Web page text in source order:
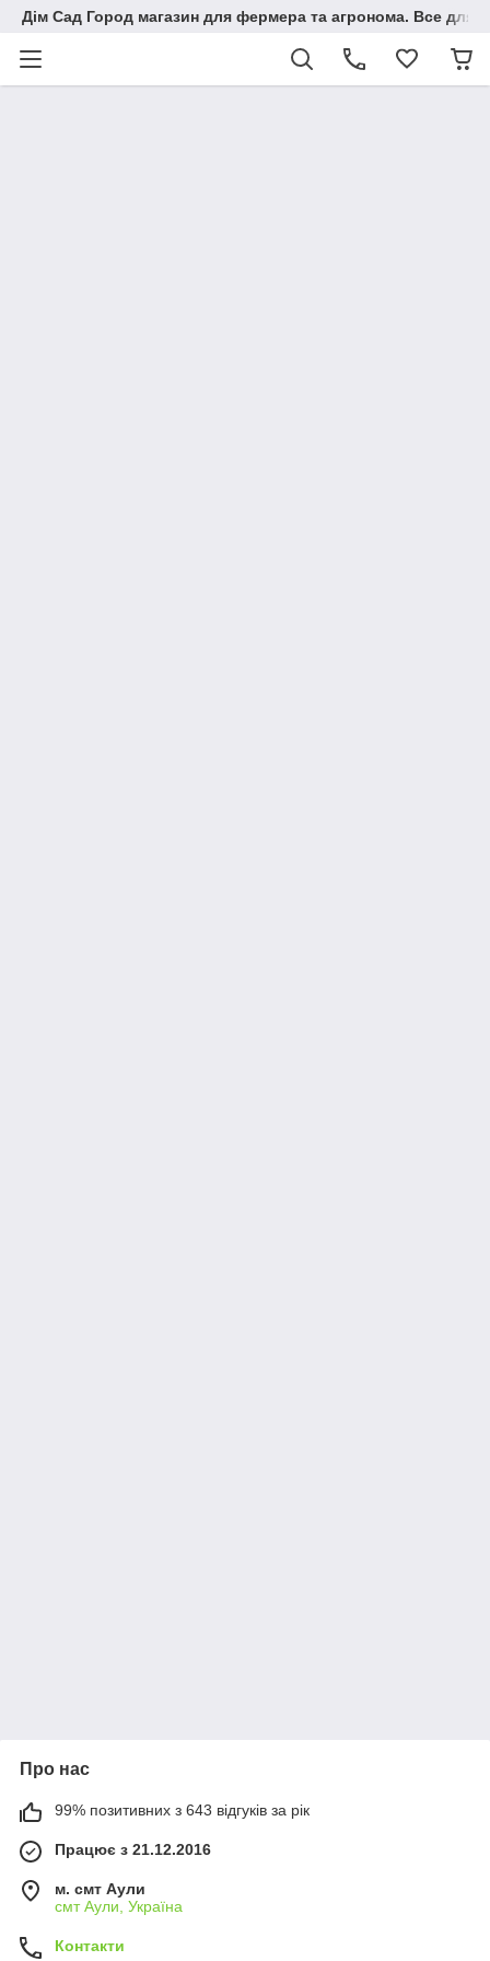
Дім Сад Город магазин для фермера та агронома. Все для
Про нас
99% позитивних з 643 відгуків за рік
Працює з 21.12.2016
м. смт Аули
смт Аули, Україна
Контакти